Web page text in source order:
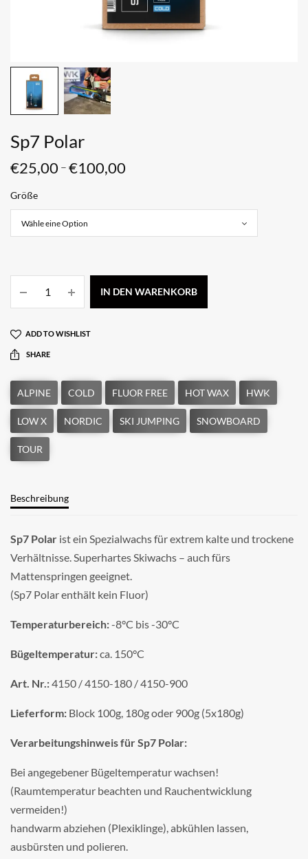
Sp7 Polar
€25,00 –€100,00
Größe
IN DEN WARENKORB
ADD TO WISHLIST
SHARE
Beschreibung
Sp7 Polar ist ein Spezialwachs für extrem kalte und trockene
Verhältnisse. Superhartes Skiwachs – auch fürs
Mattenspringen geeignet.
(Sp7 Polar enthält kein Fluor)
Temperaturbereich:-8°C bis -30°C
Bügeltemperatur:ca. 150°C
Art. Nr.:4150 / 4150-180 / 4150-900
Lieferform: Block 100g, 180g oder 900g (5x180g)
Verarbeitungshinweis für Sp7 Polar:
Bei angegebener Bügeltemperatur wachsen!
(Raumtemperatur beachten und Rauchentwicklung
vermeiden!)
handwarm abziehen (Plexiklinge), abkühlen lassen,
ausbürsten und polieren.